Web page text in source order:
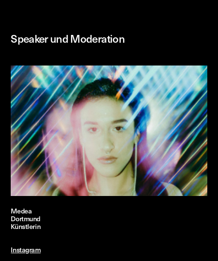
Speaker und Moderation
Medea
Dortmund
Künstlerin
Instagram